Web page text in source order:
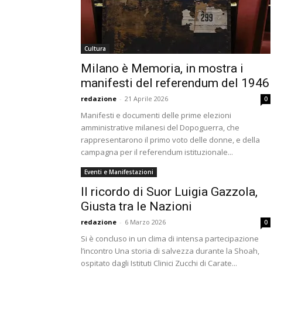
Cultura
Milano è Memoria, in mostra i
manifesti del referendum del 1946
redazione - 21 Aprile 2026 0
Manifesti e documenti delle prime elezioni
amministrative milanesi del Dopoguerra, che
rappresentarono il primo voto delle donne, e della
campagna per il referendum istituzionale...
Eventi e Manifestazioni
Il ricordo di Suor Luigia Gazzola,
Giusta tra le Nazioni
redazione - 6 Marzo 2026 0
Si è concluso in un clima di intensa partecipazione
l’incontro Una storia di salvezza durante la Shoah,
ospitato dagli Istituti Clinici Zucchi di Carate...